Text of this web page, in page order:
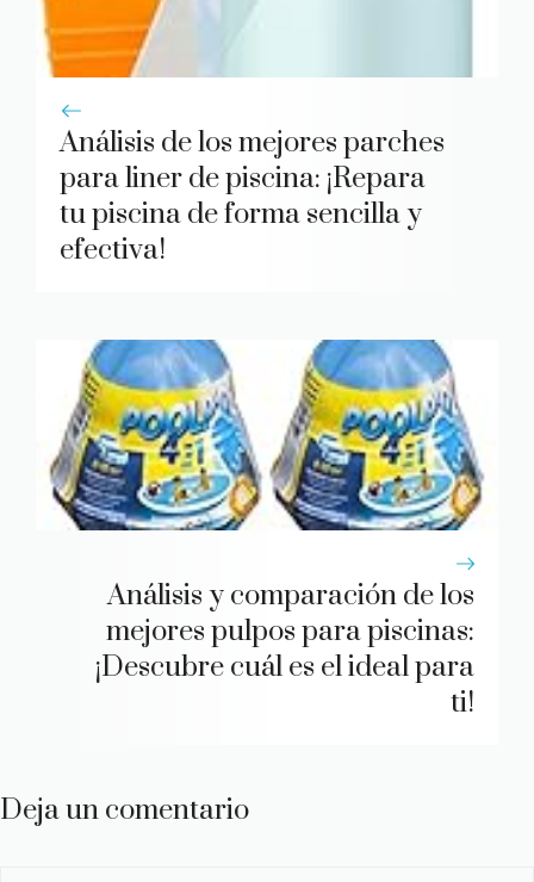
Análisis de los mejores parches
para liner de piscina: ¡Repara
tu piscina de forma sencilla y
efectiva!
Análisis y comparación de los
mejores pulpos para piscinas:
¡Descubre cuál es el ideal para
ti!
Deja un comentario